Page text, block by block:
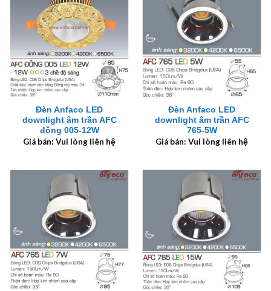
Đèn Anfaco LED
downlight âm trần AFC
đồng 005-12W
Giá bán: Vui lòng liên hệ
Đèn Anfaco LED
downlight âm trần AFC
765-5W
Giá bán: Vui lòng liên hệ